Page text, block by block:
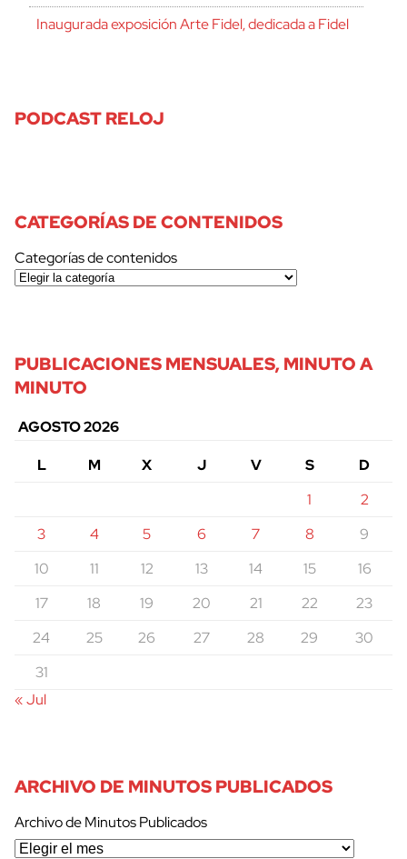
Inaugurada exposición Arte Fidel, dedicada a Fidel
PODCAST RELOJ
CATEGORÍAS DE CONTENIDOS
Categorías de contenidos
PUBLICACIONES MENSUALES, MINUTO A
MINUTO
AGOSTO 2026
L
M X J V S
D
1
2
3
4 5 6 7 8
9
10
11 12 13 14 15
16
17
18 19 20 21 22
23
24
25 26 27 28 29
30
31
« Jul
ARCHIVO DE MINUTOS PUBLICADOS
Archivo de Minutos Publicados